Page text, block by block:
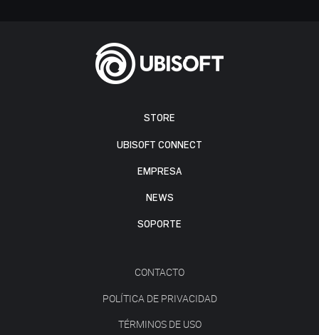
STORE
UBISOFT CONNECT
EMPRESA
NEWS
SOPORTE
CONTACTO
POLÍTICA DE PRIVACIDAD
TÉRMINOS DE USO